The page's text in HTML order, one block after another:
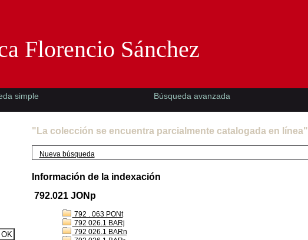
"La colección se encuentra parcialmente catalogada en línea"
Nueva búsqueda
Información de la indexación
792.021 JONp
792 . 063 PONt
792 026.1 BARj
792 026.1 BARn
Florencio Sánchez
simple Búsqueda avanzada